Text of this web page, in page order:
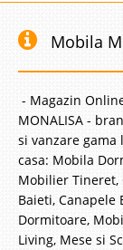
Mobila
- Magazin
MONALISA -
si vanzare
casa: Mobila
Mobilier Tineret,
Baieti, Canapele
Dormitoare,
Living, Mese si